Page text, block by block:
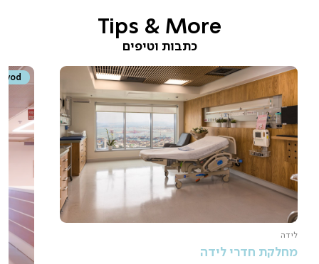
Tips & More
כתבות וטיפים
לידה
מחלקת חדרי לידה
vod